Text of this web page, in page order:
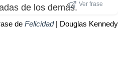
de los demás. Ver frase
de Felicidad| Douglas Kennedy